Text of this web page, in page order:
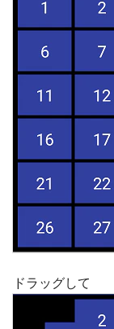
ドラッグして